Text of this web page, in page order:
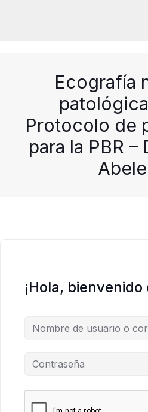
Ecografía
Protocolo de
para la PBR –
¡Hola,